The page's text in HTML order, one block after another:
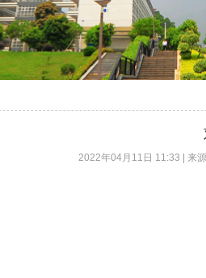
2022年04月11日 11:33 | 来